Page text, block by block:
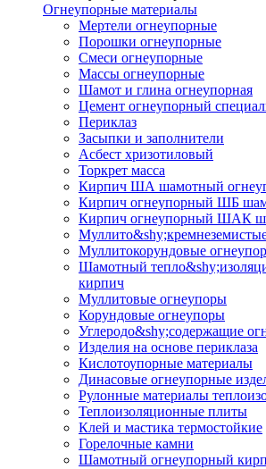
Огнеупорные материалы
Мертели огнеупорные
Порошки огнеупорные
Смеси огнеупорные
Массы огнеупорные
Шамот и глина огнеупорная
Цемент огнеупорный
Периклаз
Засыпки и заполнители
Асбест хризотиловый
Торкрет масса
Кирпич ША шамотный
Кирпич огнеупорный ШБ
Кирпич огнеупорный ШАК
Муллито­корундовые
Шамотный
кирпич
Муллитовые огнеупоры
Корундовые огнеупоры
Углеродо&shy;содержащие
Изделия на основе периклаза
Кислотоупорные материалы
Динасовые огнеупорные
Рулонные материалы
Тепло­изоляционные плиты
Клей и мастика термостойкие
Горелочные камни
Шамотный огнеупорный